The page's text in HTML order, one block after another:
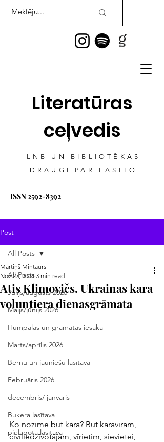
Literatūras
ceļvedis
LNB UN BIBLIOTĒKAS
DRAUGI PAR LASĪTO
ISSN2592-8392
Post
All Posts
Jūlijs/augusts 2026
Maijs/jūnijs 2026
Humpalas un grāmatas iesaka
Marts/aprīlis 2026
Bērnu un jauniešu lasītava
Februāris 2026
decembris/ janvāris
Bukera lasītava
pielāgotā lasītava
All Posts
Atis Klimovičs. Ukrainas kara
voluntiera dienasgrāmata
Mārtiņš Mintaurs
Nov 27, 2024 3 min read
Ko nozīmē būt karā? Būt karavīram,
civiliedzīvotājam, vīrietim, sievietei,